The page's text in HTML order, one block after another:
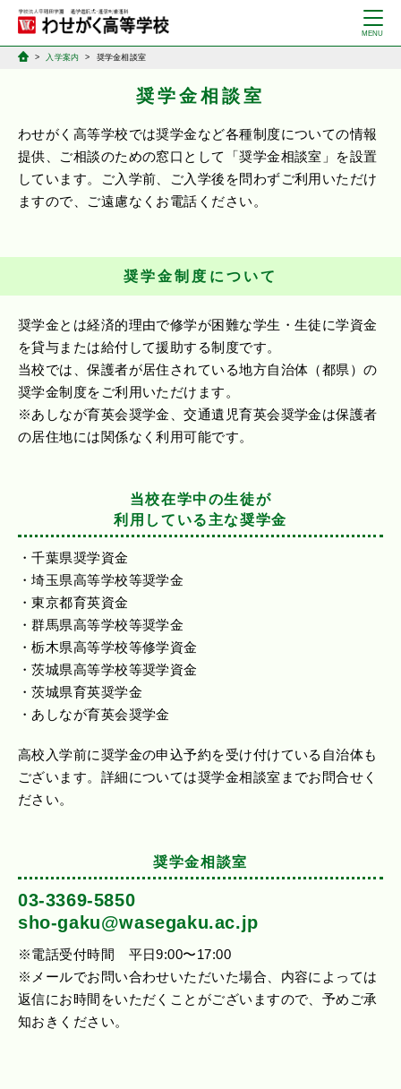
入学案内 奨学金相談室
奨学金相談室
わせがく高等学校では奨学金など各種制度についての情報
提供、ご相談のための窓口として「奨学金相談室」を設置
しています。ご入学前、ご入学後を問わずご利用いただけ
ますので、ご遠慮なくお電話ください。
奨学金制度について
奨学金とは経済的理由で修学が困難な学生・生徒に学資金
を貸与または給付して援助する制度です。
当校では、保護者が居住されている地方自治体（都県）の
奨学金制度をご利用いただけます。
※あしなが育英会奨学金、交通遺児育英会奨学金は保護者
の居住地には関係なく利用可能です。
当校在学中の生徒が
利用している主な奨学金
・千葉県奨学資金
・埼玉県高等学校等奨学金
・東京都育英資金
・群馬県高等学校等奨学金
・栃木県高等学校等修学資金
・茨城県高等学校等奨学資金
・茨城県育英奨学金
・あしなが育英会奨学金
高校入学前に奨学金の申込予約を受け付けている自治体も
ございます。詳細については奨学金相談室までお問合せく
ださい。
奨学金相談室
03-3369-5850
sho-gaku@wasegaku.ac.jp
※電話受付時間 平日9:00〜17:00
※メールでお問い合わせいただいた場合、内容によっては
返信にお時間をいただくことがございますので、予めご承
知おきください。